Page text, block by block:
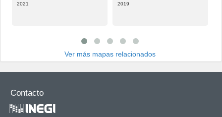
2021
2019
Ver más mapas relacionados
Contacto